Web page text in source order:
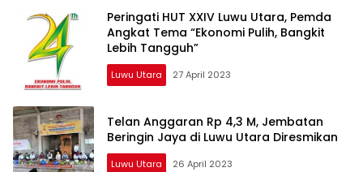
Peringati HUT XXIV Luwu Utara, Pemda
Angkat Tema “Ekonomi Pulih, Bangkit
Lebih Tangguh”
Luwu Utara 27 April 2023
Telan Anggaran Rp 4,3 M, Jembatan
Beringin Jaya di Luwu Utara Diresmikan
Luwu Utara 26 April 2023